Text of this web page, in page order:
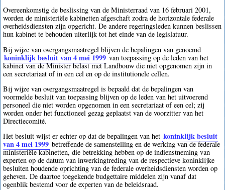
Overeenkomstig de beslissing van de Ministerraad van 16 februari 2001,
worden de ministeriële kabinetten afgeschaft zodra de horizontale federale
overheidsdiensten zijn opgericht. De andere regeringsleden kunnen beslissen
hun kabinet te behouden uiterlijk tot het einde van de legislatuur.
Bij wijze van overgangsmaatregel blijven de bepalingen van genoemd
koninklijk besluit van 4 mei 1999 van toepassing op de leden van het
kabinet van de Minister belast met Landbouw die niet opgenomen zijn in
een secretariaat of in een cel en op de institutionele cellen.
Bij wijze van overgangsmaatregel is bepaald dat de bepalingen van
voormelde besluit van toepassing blijven op de leden van het uitvoerend
personeel die niet worden opgenomen in een secretariaat of een cel; zij
worden onder het functioneel gezag geplaatst van de voorzitter van het
Directiecomité.
Het besluit wijst er echter op dat de bepalingen van het koninklijk besluit
van 4 mei 1999 betreffende de samenstelling en de werking van de federale
ministeriële kabinetten, die betrekking hebben op de indienstneming van
experten op de datum van inwerkingtreding van de respectieve koninklijke
besluiten houdende oprichting van de federale overheidsdiensten worden op
geheven. De daartoe toegekende budgettaire middelen zijn vanaf dat
ogenblik bestemd voor de experten van de beleidsraad.